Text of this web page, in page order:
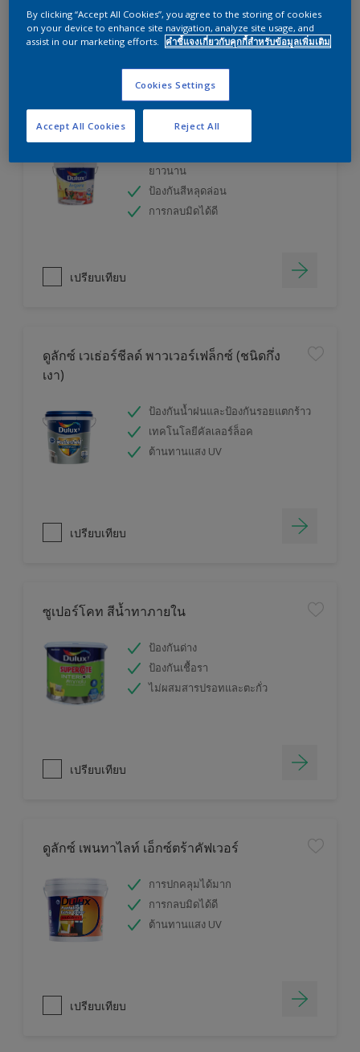
เครื่องคิดเลขสี
ดูลักซ์ อินสไปร์ สีน้ำทาภายใน (ชนิดกึ่งเงา)
ยาวนาน
ป้องกันสีหลุดล่อน
การกลบมิดได้ดี
เปรียบเทียบ
ดูลักซ์ เวเธ่อร์ชีลด์ พาวเวอร์เฟล็กซ์ (ชนิดกึ่ง
เงา)
ป้องกันน้ำฝนและป้องกันรอยแตกร้าว
เทคโนโลยีคัลเลอร์ล็อค
ต้านทานแสง UV
เปรียบเทียบ
ซูเปอร์โคท สีน้ำทาภายใน
ป้องกันด่าง
ป้องกันเชื้อรา
ไม่ผสมสารปรอทและตะกั่ว
เปรียบเทียบ
ดูลักซ์ เพนทาไลท์ เอ็กซ์ตร้าคัฟเวอร์
การปกคลุมได้มาก
การกลบมิดได้ดี
ต้านทานแสง UV
เปรียบเทียบ
By clicking “Accept All Cookies”, you agree to the storing of cookies
on your device to enhance site navigation, analyze site usage, and
assist in our marketing efforts.
คำชี้แจงเกี่ยวกับคุกกี้สำหรับข้อมูลเพิ่มเติม
Cookies Settings
Reject All
Accept All Cookies